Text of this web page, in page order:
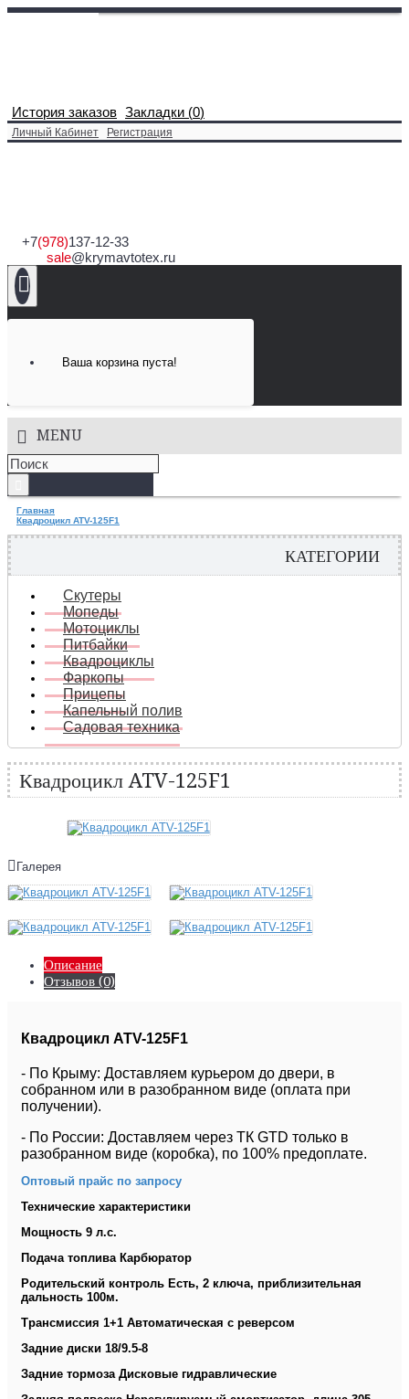
История заказов Закладки (0)
Личный Кабинет Регистрация
+7(978)137-12-33
sale@krymavtotex.ru
Ваша корзина пуста!
MENU
Главная
Квадроцикл ATV-125F1
КАТЕГОРИИ
Скутеры
Мопеды
Мотоциклы
Питбайки
Квадроциклы
Фаркопы
Прицепы
Капельный полив
Садовая техника
Квадроцикл ATV-125F1
Галерея
Описание
Отзывов (0)
Квадроцикл ATV-125F1
- По Крыму: Доставляем курьером до двери, в
собранном или в разобранном виде (оплата при
получении).
- По России: Доставляем через ТК GTD только в
разобранном виде (коробка), по 100% предоплате.
Оптовый прайс по запросу
Технические характеристики
Мощность 9 л.с.
Подача топлива Карбюратор
Родительский контроль Есть, 2 ключа, приблизительная
дальность 100м.
Трансмиссия 1+1 Автоматическая с реверсом
Задние диски 18/9.5-8
Задние тормоза Дисковые гидравлические